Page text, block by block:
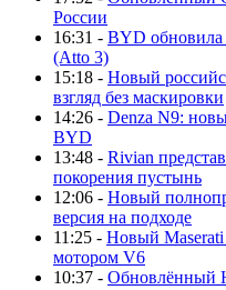
России
16:31 - BYD обновила
(Atto 3)
15:18 - Новый
взгляд без маскировки
14:26 - Denza N9:
BYD
13:48 - Rivian
покорения пустынь
12:06 - Новый
версия на подходе
11:25 - Новый Maserati
мотором V6
10:37 - Обновлённый